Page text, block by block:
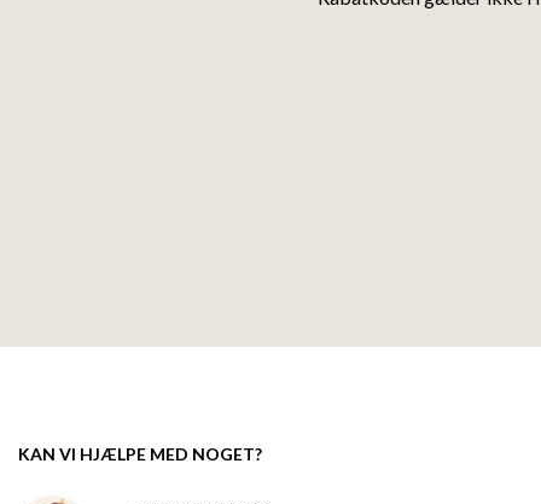
KAN VI HJÆLPE MED NOGET?